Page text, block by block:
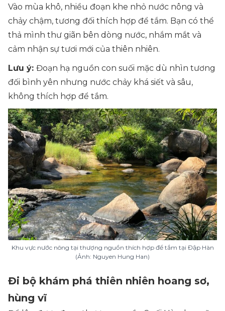
Vào mùa khô, nhiều đoạn khe nhỏ nước nông và
chảy chậm, tương đối thích hợp để tắm. Bạn có thể
thả mình thư giãn bên dòng nước, nhắm mắt và
cảm nhận sự tươi mới của thiên nhiên.
Lưu ý: Đoạn hạ nguồn con suối mặc dù nhìn tương
đối bình yên nhưng nước chảy khá siết và sâu,
không thích hợp để tắm.
Khu vực nước nông tại thượng nguồn thích hợp để tắm tại Đập Hàn
(Ảnh: Nguyen Hung Han)
Đi bộ khám phá thiên nhiên hoang sơ,
hùng vĩ